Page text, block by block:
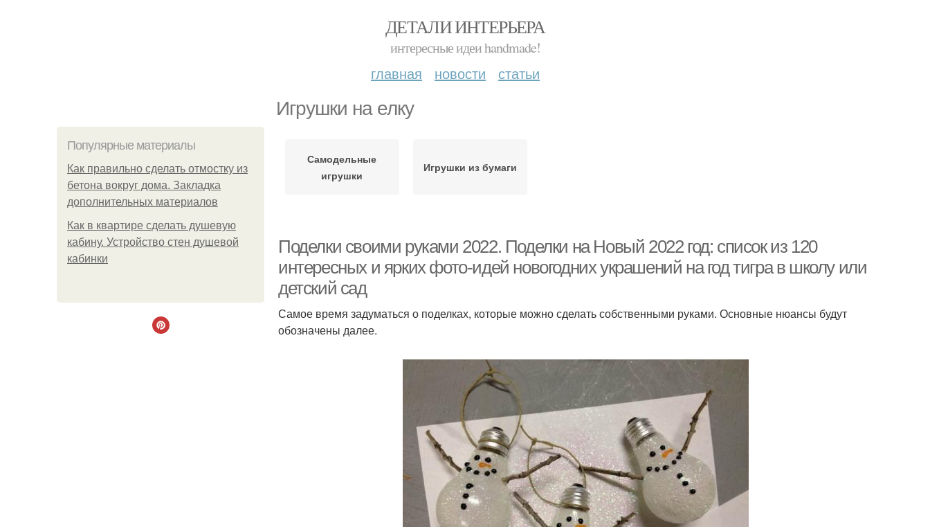
ДЕТАЛИ ИНТЕРЬЕРА
интересные идеи handmade!
главная новости статьи
Игрушки на елку
Популярные материалы
Как правильно сделать отмостку из
бетона вокруг дома. Закладка
дополнительных материалов
Как в квартире сделать душевую
кабину. Устройство стен душевой
кабинки
Самодельные
игрушки
Игрушки из бумаги
Поделки своими руками 2022. Поделки на Новый 2022 год: список из 120
интересных и ярких фото-идей новогодних украшений на год тигра в школу или
детский сад
Самое время задуматься о поделках, которые можно сделать собственными руками. Основные нюансы будут
обозначены далее.